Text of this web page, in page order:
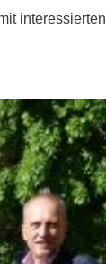
interessierten